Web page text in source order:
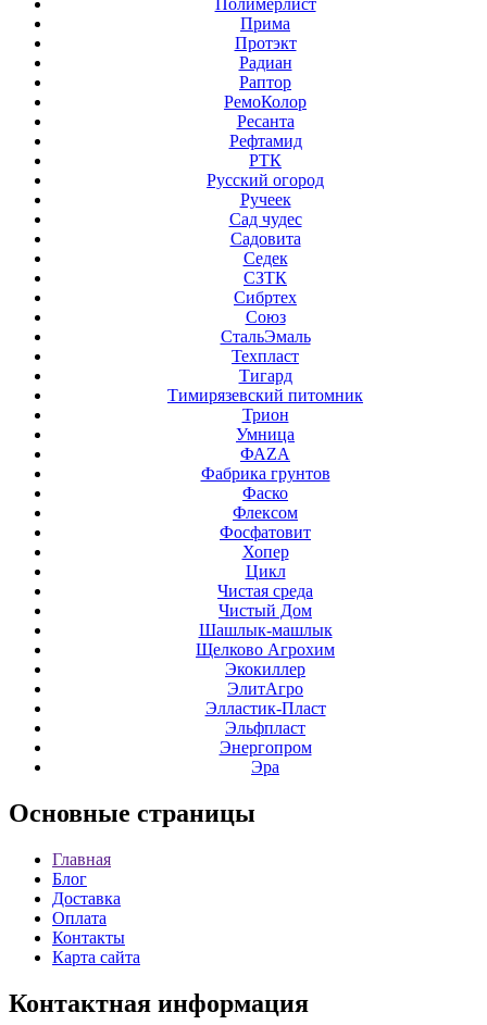
Полимерлист
Прима
Протэкт
Радиан
Раптор
РемоКолор
Ресанта
Рефтамид
РТК
Русский огород
Ручеек
Сад чудес
Садовита
Седек
СЗТК
Сибртех
Союз
СтальЭмаль
Техпласт
Тигард
Тимирязевский питомник
Трион
Умница
ФАZА
Фабрика грунтов
Фаско
Флексом
Фосфатовит
Хопер
Цикл
Чистая среда
Чистый Дом
Шашлык-машлык
Щелково Агрохим
Экокиллер
ЭлитАгро
Элластик-Пласт
Эльфпласт
Энергопром
Эра
Основные страницы
Главная
Блог
Доставка
Оплата
Контакты
Карта сайта
Контактная информация